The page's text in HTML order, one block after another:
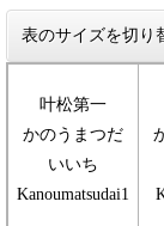
表のサイズを切り
叶松第一
かのうまつだ
いいち
Kanoumatsudai1